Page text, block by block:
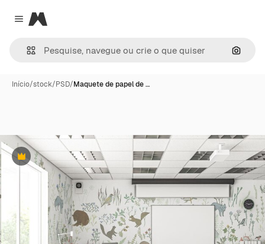
Close menu
Magnific
Início/stock/PSD/Maquete de papel de …
Premium